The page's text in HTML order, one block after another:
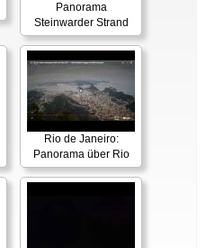
Panorama
Steinwarder Strand
Rio de Janeiro:
Panorama über Rio